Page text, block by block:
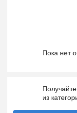
Пока нет
из